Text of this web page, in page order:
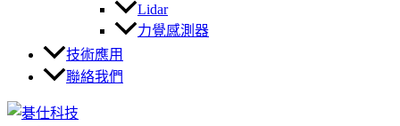
Lidar
力覺感測器
技術應用
聯絡我們